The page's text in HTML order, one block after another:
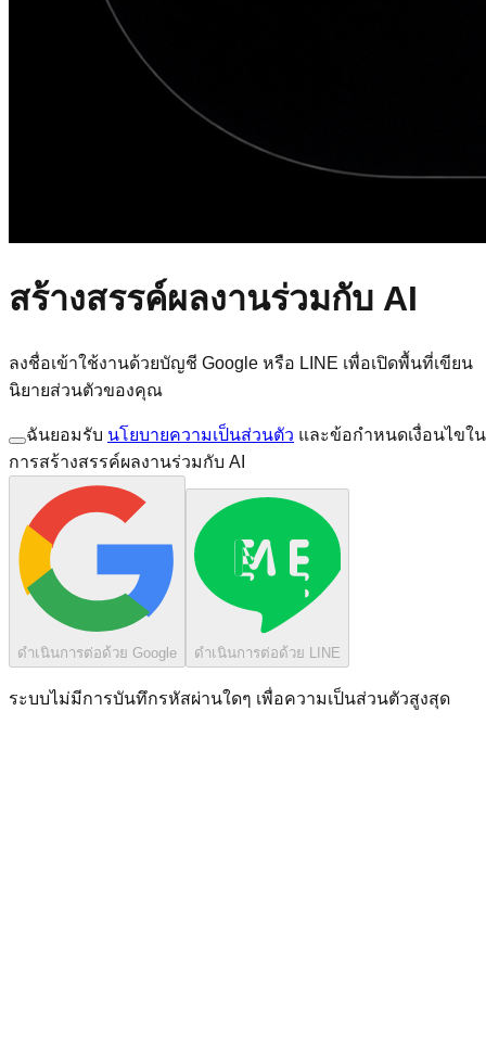
สร้างสรรค์ผลงานร่วมกับ AI
ลงชื่อเข้าใช้งานด้วยบัญชี Google หรือ LINE เพื่อเปิดพื้นที่เขียน
นิยายส่วนตัวของคุณ
ฉันยอมรับ นโยบายความเป็นส่วนตัว และข้อกำหนดเงื่อนไขใน
การสร้างสรรค์ผลงานร่วมกับ AI
ดำเนินการต่อด้วย Google ดำเนินการต่อด้วย LINE
ระบบไม่มีการบันทึกรหัสผ่านใดๆ เพื่อความเป็นส่วนตัวสูงสุด